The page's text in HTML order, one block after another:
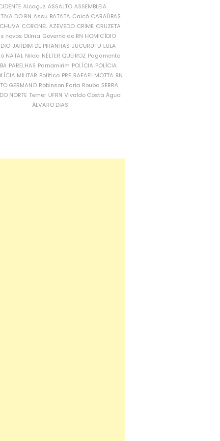
Alcaçuz ASSALTO ASSEMBLEIA
DO RN Assu BATATA Caicó CARAÚBAS
CORONEL AZEVEDO CRIME CRUZETA
novos Dilma Governo do RN HOMICÍDIO
JARDIM DE PIRANHAS JUCURUTU LULA
NATAL Nilda NÉLTER QUEIROZ Pagamento
PARELHAS Parnamirim POLÍCIA POLÍCIA
MILITAR Política PRF RAFAEL MOTTA RN
GERMANO Robinson Faria Roubo SERRA
NORTE Temer UFRN Vivaldo Costa Água
ÁLVARO DIAS